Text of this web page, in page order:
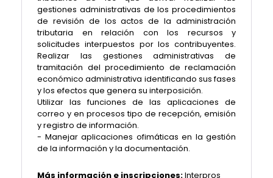
gestiones administrativas de los procedimientos
de revisión de los actos de la administración
tributaria en relación con los recursos y
solicitudes interpuestos por los contribuyentes.
Realizar las gestiones administrativas de
tramitación del procedimiento de reclamación
económico administrativa identificando sus fases
y los efectos que genera su interposición.
Utilizar las funciones de las aplicaciones de
correo y en procesos tipo de recepción, emisión
y registro de información.
- Manejar aplicaciones ofimáticas en la gestión
de la información y la documentación.
Más información e inscripciones:Interpros